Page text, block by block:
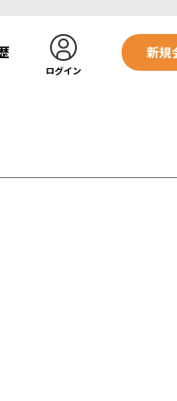
ログイン
新規